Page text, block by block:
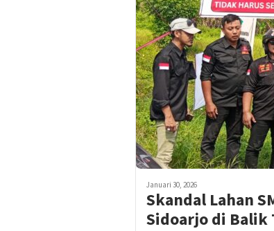
Januari 30, 2026
Skandal Lahan
Sidoarjo di Balik